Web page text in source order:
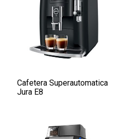
Cafetera Superautomatica
Jura E8